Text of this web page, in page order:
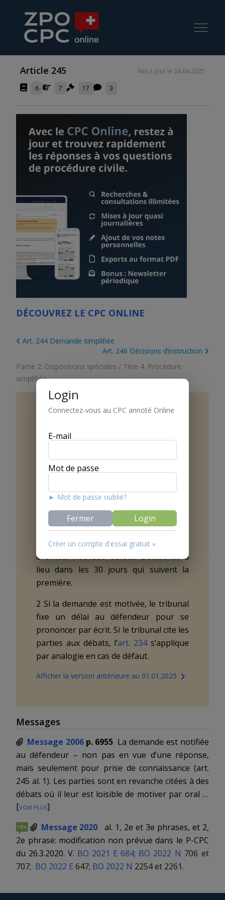
Article 245
Mis à jour le 04.04.2025
6
7 17 3
DÉCOUVREZ LE CPC ONLINE
Art. 244 Demande simplifiée
Art. 246 Décisions d’instruction
Partie 2. Dispositions spéciales / Titre 4. Procédure
simplifiée
déterminations de la partie
1 Si la demande n’est pas motivée, le
les parties aux débats. Si une partie fait
défaut aux débats, le tribunal
reconvoque sans retard une seule fois
l’audience en attirant l’attention des
parties sur les conséquences d’un
éventuel nouveau défaut. L’audience a
lieu dans les 30 jours qui suivent la
première.
2 Si la demande est motivée, le tribunal
fixe un délai au défendeur pour se
prononcer par écrit. Si le tribunal cite les
parties aux débats, l’art. 234s’applique
par analogie en cas de défaut.
Afficher la version antérieure au 01.01.2025
Messages
Message 2006 p. 6955 La demande est notifiée
au défendeur – non pas en vue d’une réponse,
mais seulement pour prise de connaissance (art.
245 al. 1). Les parties sont en revanche citées à des
débats où il leur est loisible de motiver par oral la
demande et la réponse. La phase procédurale des
allégations peut ainsi se dérouler complètement
par oral. Ces simplifications ne constituent que des
options pour le demandeur. Celui-ci reste libre de
déposer une demande écrite, complète et motivée
( art. 221). La procédure simplifiée débute alors
[voir plus]
Message 2020
al. 1, 2e et 3e phrases, et 2,
2e phrase: modification non prévue dans le P-CPC
du 26.3.2020. V. BO 2021 E 684; BO 2022 N 706 et
707; BO 2022 E 647; BO 2022 N 2254 et 2261.
Login
Connectez-vous au CPC annoté Online
E-mail
Mot de passe
► Mot de passe oublié?
Fermer Login
Créer un compte d'essai gratuit »